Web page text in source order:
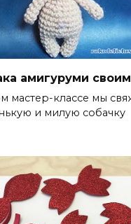
амигуруми
мастер-классе мы
и милую собачку